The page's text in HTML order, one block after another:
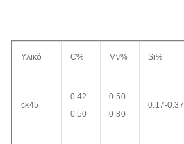
Υλικό C% Μν% Si%
ck45
0.42-
0.50
0.50-
0.80
0.17-0.37